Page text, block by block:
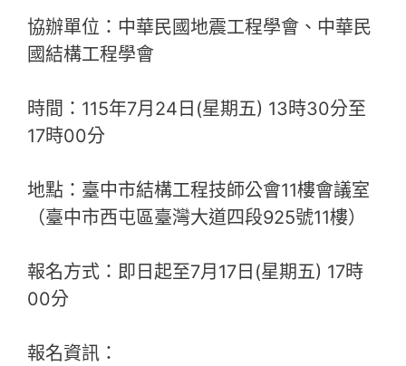
協辦單位：中華民國地震工程學會、中華民
國結構工程學會
時間：115年7月24日(星期五) 13時30分至
17時00分
地點：臺中市結構工程技師公會11樓會議室
（臺中市西屯區臺灣大道四段925號11樓）
報名方式：即日起至7月17日(星期五) 17時
00分
報名資訊：